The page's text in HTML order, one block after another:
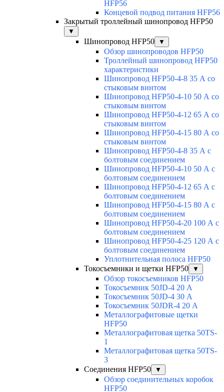
HFP56
Концевой подвод питания HFP56
Закрытый троллейный шинопровод HFP50
▼
Шинопровод HFP50 ▼
Обзор шинопроводов HFP50
Троллейный шинопровод HFP50
характеристики
Шинопровод HFP50-4-8 35 А со
стыковым винтом
Шинопровод HFP50-4-10 50 А со
стыковым винтом
Шинопровод HFP50-4-12 65 А со
стыковым винтом
Шинопровод HFP50-4-15 80 А со
стыковым винтом
Шинопровод HFP50-4-8 35 А с
болтовым соединением
Шинопровод HFP50-4-10 50 А с
болтовым соединением
Шинопровод HFP50-4-12 65 А с
болтовым соединением
Шинопровод HFP50-4-15 80 А с
болтовым соединением
Шинопровод HFP50-4-20 100 А с
болтовым соединением
Шинопровод HFP50-4-25 120 А с
болтовым соединением
Уплотнительная полоса HFP50
Токосъемники и щетки HFP50
▼
Обзор токосъемников HFP50
Токосъемник 50JD-4 20 А
Токосъемник 50JD-4 30 А
Токосъемник 50JDR-4 20 А
Металлографитовые щетки
HFP50
Металлографитовая щетка 50TS-
1
Металлографитовая щетка 50TS-
3
Соединения HFP50
▼
Обзор соединительных коробок
HFP50